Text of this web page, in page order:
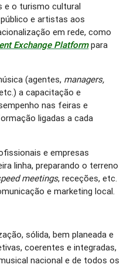
o turismo cultural
e artistas aos
em rede, como
Exchange Platformpara
(agentes, managers,
a capacitação e
nas feiras e
ligadas a cada
e empresas
linha, preparando o terreno
meetings, receções, etc.
e marketing local.
sólida, bem planeada e
coerentes e integradas,
nacional e de todos os